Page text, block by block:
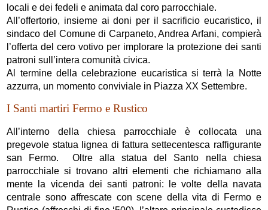
locali e dei fedeli e animata dal coro parrocchiale.
All’offertorio, insieme ai doni per il sacrificio eucaristico, il
sindaco del Comune di Carpaneto, Andrea Arfani, compierà
l’offerta del cero votivo per implorare la protezione dei santi
patroni sull’intera comunità civica.
Al termine della celebrazione eucaristica si terrà la Notte
azzurra, un momento conviviale in Piazza XX Settembre.
I Santi martiri Fermo e Rustico
All’interno della chiesa parrocchiale è collocata una
pregevole statua lignea di fattura settecentesca raffigurante
san Fermo. Oltre alla statua del Santo nella chiesa
parrocchiale si trovano altri elementi che richiamano alla
mente la vicenda dei santi patroni: le volte della navata
centrale sono affrescate con scene della vita di Fermo e